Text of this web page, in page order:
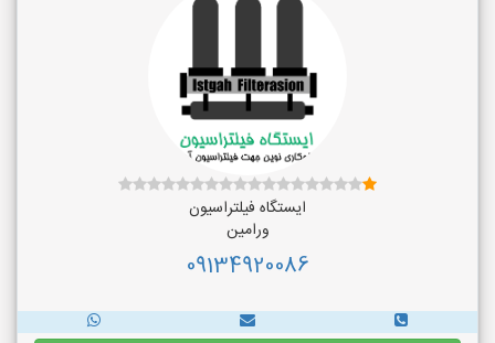
ایستگاه فیلتراسیون
ورامین
09134920086